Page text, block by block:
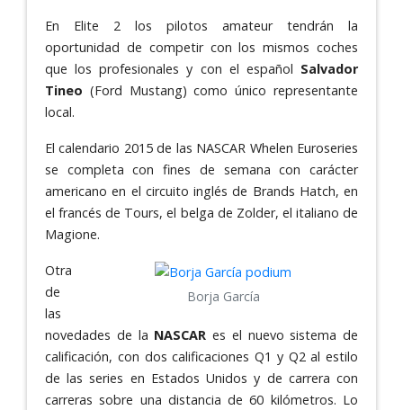
En Elite 2 los pilotos amateur tendrán la
oportunidad de competir con los mismos coches
que los profesionales y con el español Salvador
Tineo (Ford Mustang) como único representante
local.
El calendario 2015 de las NASCAR Whelen Euroseries
se completa con fines de semana con carácter
americano en el circuito inglés de Brands Hatch, en
el francés de Tours, el belga de Zolder, el italiano de
Magione.
Borja García
Otra
de
las
novedades de la NASCAR es el nuevo sistema de
calificación, con dos calificaciones Q1 y Q2 al estilo
de las series en Estados Unidos y de carrera con
carreras sobre una distancia de 60 kilómetros. Lo